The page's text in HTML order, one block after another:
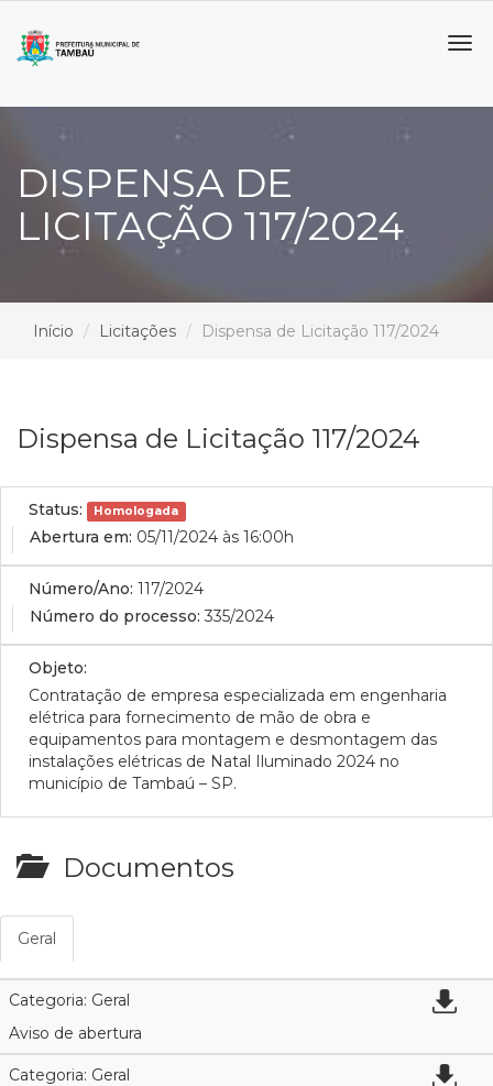
DISPENSA DE
LICITAÇÃO 117/2024
Início Licitações Dispensa de Licitação 117/2024
Dispensa de Licitação 117/2024
Status: Homologada
Abertura em: 05/11/2024 às 16:00h
Número/Ano: 117/2024
Número do processo: 335/2024
Objeto:
Contratação de empresa especializada em engenharia
elétrica para fornecimento de mão de obra e
equipamentos para montagem e desmontagem das
instalações elétricas de Natal Iluminado 2024 no
município de Tambaú – SP.
Documentos
Geral
Categoria: Geral
Aviso de abertura
Categoria: Geral